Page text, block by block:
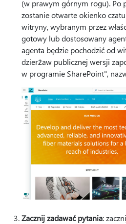
(w prawym górnym rogu). Po
zostanie otwarte okienko
witryny, wybranym przez
gotowy lub dostosowany
agenta będzie pochodzić od
dzierżaw publicznej wersji
w programie SharePoint",
Zacznij zadawać pytania: